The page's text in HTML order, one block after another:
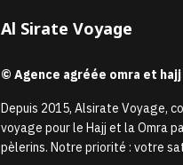
Al Sirate Voyage
© Agence agréée omra et hajj
Depuis 2015, Alsirate Voyage,
voyage pour le Hajj et la Omra
pèlerins. Notre priorité : votre